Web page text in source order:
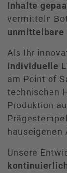
Inhalte
vermitteln
unmittelbare
Als Ihr
individuelle
am Point of
technischen
Produktion
hauseigenen
Unsere
kontinuierlich